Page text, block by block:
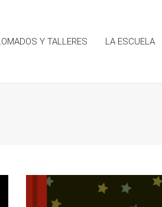
Y TALLERES LA ESCUELA